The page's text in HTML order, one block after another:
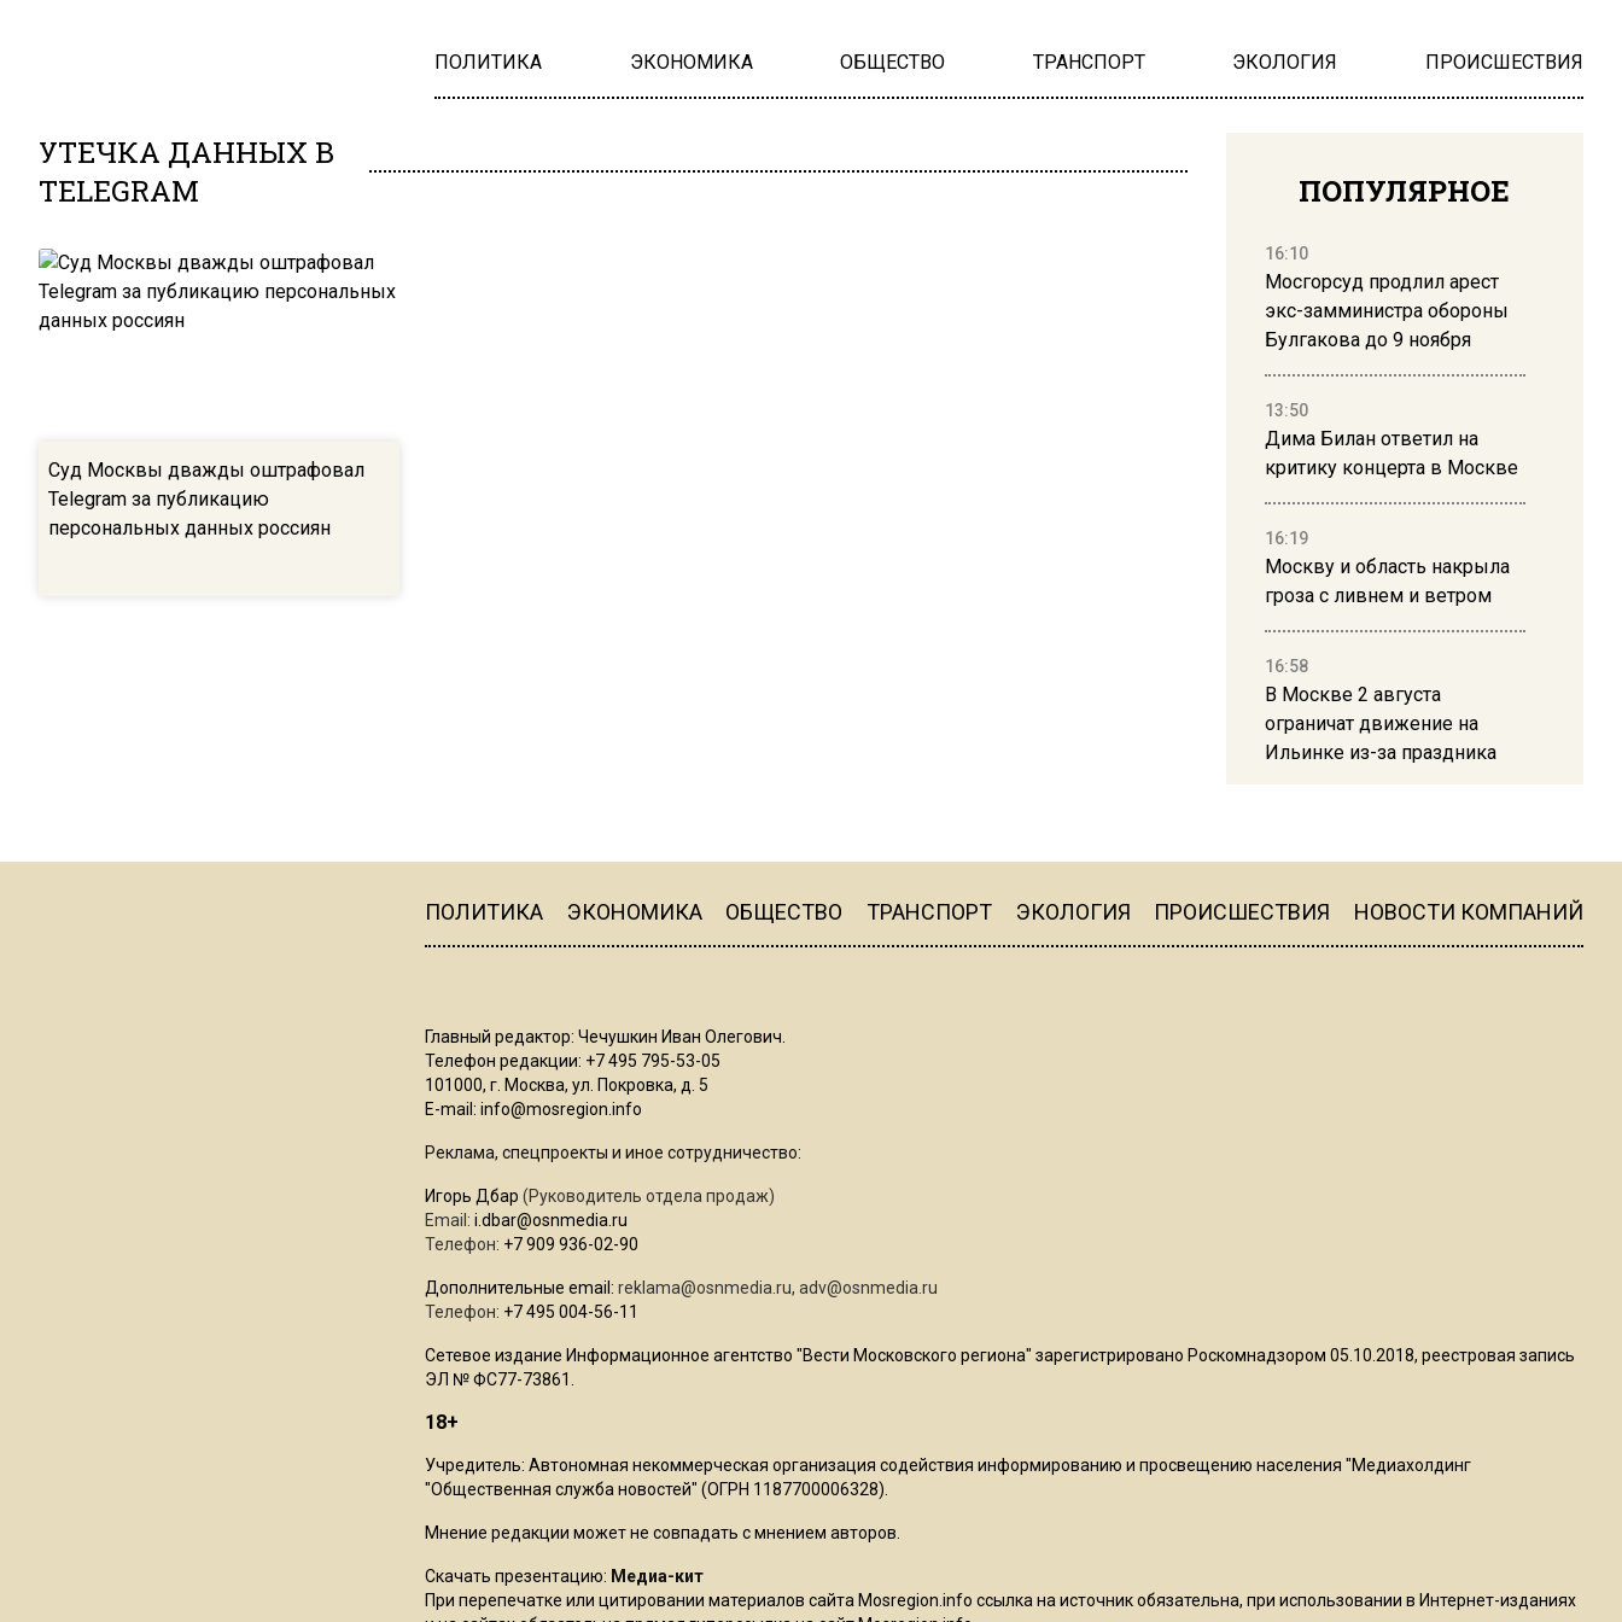
ПОЛИТИКА ЭКОНОМИКА ОБЩЕСТВО ТРАНСПОРТ ЭКОЛОГИЯ ПРОИСШЕСТВИЯ
УТЕЧКА ДАННЫХ В
TELEGRAM
Суд Москвы дважды оштрафовал
Telegram за публикацию
персональных данных россиян
ПОПУЛЯРНОЕ
16:10
Мосгорсуд продлил арест
экс-замминистра обороны
Булгакова до 9 ноября
13:50
Дима Билан ответил на
критику концерта в Москве
16:19
Москву и область накрыла
гроза с ливнем и ветром
16:58
В Москве 2 августа
ограничат движение на
Ильинке из-за праздника
Telegram после обвинений
Роман Терюшков назвал
ПОЛИТИКА ЭКОНОМИКА ОБЩЕСТВО ТРАНСПОРТ ЭКОЛОГИЯ ПРОИСШЕСТВИЯ НОВОСТИ КОМПАНИЙ
Главный редактор: Чечушкин Иван Олегович.
Телефон редакции: +7 495 795-53-05
101000, г. Москва, ул. Покровка, д. 5
E-mail: info@mosregion.info
Реклама, спецпроекты и иное сотрудничество:
Игорь Дбар (Руководитель отдела продаж)
Email: i.dbar@osnmedia.ru
Телефон: +7 909 936-02-90
Дополнительные email: reklama@osnmedia.ru, adv@osnmedia.ru
Телефон: +7 495 004-56-11
Сетевое издание Информационное агентство "Вести Московского региона" зарегистрировано Роскомнадзором 05.10.2018, реестровая запись
ЭЛ № ФС77-73861.
18+
Учредитель: Автономная некоммерческая организация содействия информированию и просвещению населения "Медиахолдинг
"Общественная служба новостей" (ОГРН 1187700006328).
Мнение редакции может не совпадать с мнением авторов.
Скачать презентацию: Медиа-кит
При перепечатке или цитировании материалов сайта Mosregion.info ссылка на источник обязательна, при использовании в Интернет-изданиях